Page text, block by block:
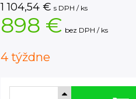
1 104,54 € s DPH / ks
898 € bez DPH / ks
4 týždne